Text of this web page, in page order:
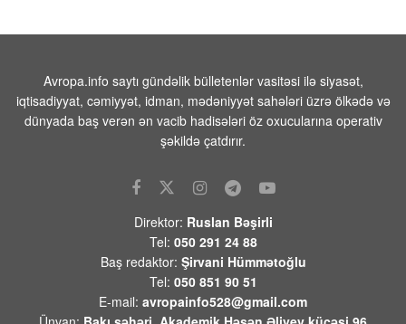
maddə ələ keçirilib
Tehranın buna münasibət bildirmə və
lazım gələrsə, üzr də istəməılidir
08 AVQUST 2026 / 11:19 6
düşdü
Pasinyan -Sülhü dönməz etmək üçün
“Qarabağ ermənilərinin geri
qayıtması” kimi mövzuları davam
etdirməmək zəruridir
Avropa.info saytı gündəlik bülletenlər vasitəsi ilə siyasət,
iqtisadiyyat, cəmiyyət, idman, mədəniyyət sahələri üzrə ölkədə və
dünyada baş verən ən vacib hadisələri öz oxucularına operativ
şəkildə çatdırır.
Direktor: Ruslan Bəşirli
Tel: 050 291 24 88
Baş redaktor: Şirvani Hümmətoğlu
Tel: 050 851 90 51
E-mail: avropainfo528@gmail.com